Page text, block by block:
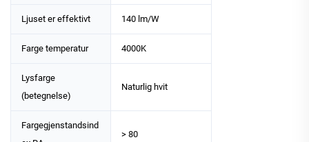
Ljuset er effektivt 140 lm/W
Farge temperatur 4000K
Lysfarge
(betegnelse)
Naturlig hvit
Fargegjenstandsind
> 80